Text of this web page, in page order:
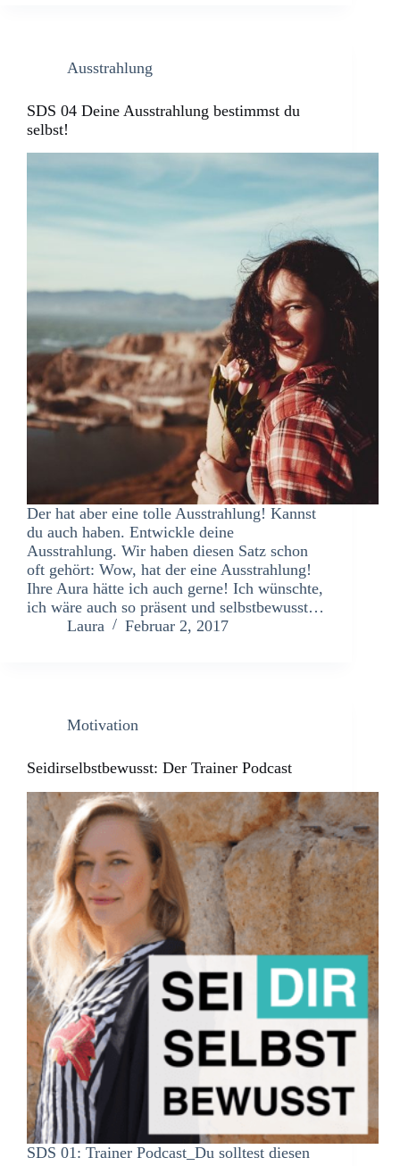
Ausstrahlung
SDS 04 Deine Ausstrahlung bestimmst du
selbst!
Der hat aber eine tolle Ausstrahlung! Kannst
du auch haben. Entwickle deine
Ausstrahlung. Wir haben diesen Satz schon
oft gehört: Wow, hat der eine Ausstrahlung!
Ihre Aura hätte ich auch gerne! Ich wünschte,
ich wäre auch so präsent und selbstbewusst…
Laura
Februar 2, 2017
Motivation
Seidirselbstbewusst: Der Trainer Podcast
SDS 01: Trainer Podcast_Du solltest diesen